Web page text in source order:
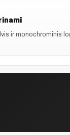
ir monochrominis